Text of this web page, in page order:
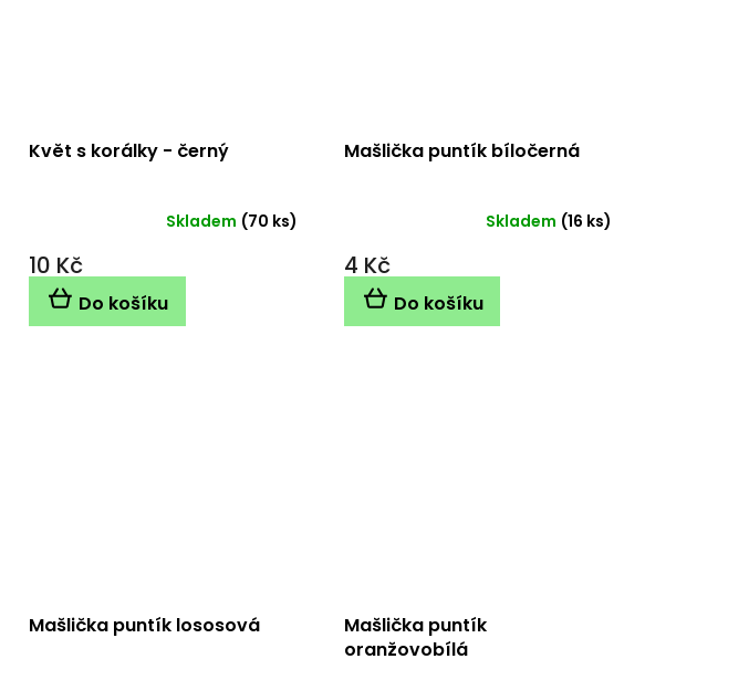
Květ s korálky - černý
Skladem (70 ks)
10 Kč
Do košíku
Mašlička puntík bíločerná
Skladem (16 ks)
4 Kč
Do košíku
Mašlička puntík lososová
Mašlička puntík
oranžovobílá